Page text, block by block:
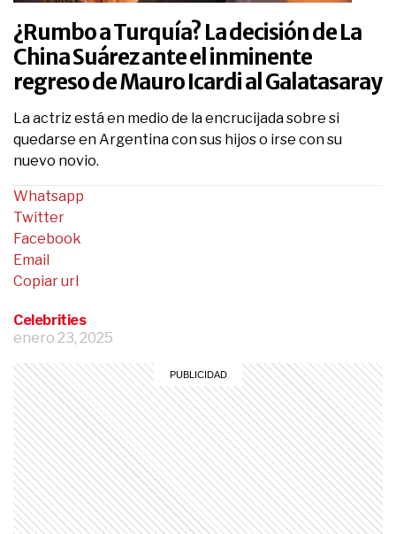
¿Rumbo a Turquía? La decisión de La
China Suárez ante el inminente
regreso de Mauro Icardi al Galatasaray
La actriz está en medio de la encrucijada sobre si
quedarse en Argentina con sus hijos o irse con su
nuevo novio.
Celebrities
enero 23, 2025
Whatsapp
Twitter
Facebook
Email
Copiar url